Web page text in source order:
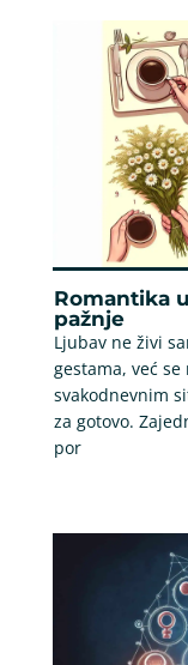
Romantika
pažnje
Ljubav ne živi
gestama, već
svakodnevnim
za gotovo.
por